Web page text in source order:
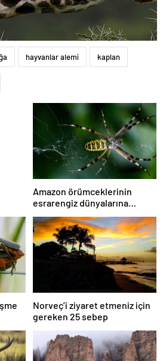
hayvanlar alemi kaplan
Amazon örümceklerinin
esrarengiz dünyalarına
gitmeye hazır olun.
Norveç’i ziyaret etmeniz için
gereken 25 sebep